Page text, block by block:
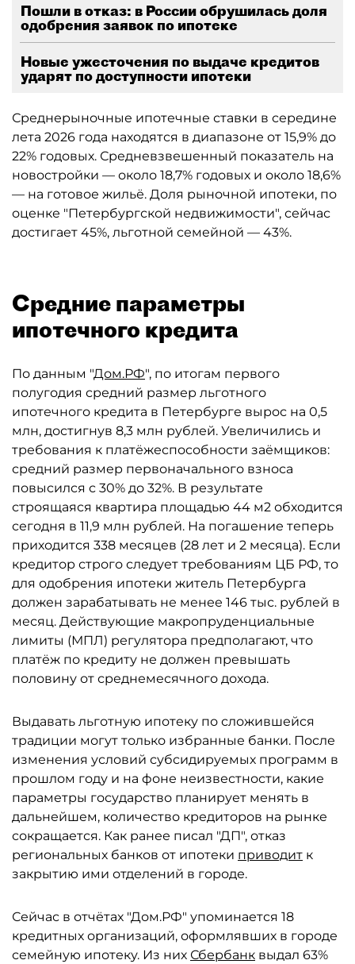
Пошли в отказ: в России обрушилась доля
одобрения заявок по ипотеке
Новые ужесточения по выдаче кредитов
ударят по доступности ипотеки
Среднерыночные ипотечные ставки в середине
лета 2026 года находятся в диапазоне от 15,9% до
22% годовых. Средневзвешенный показатель на
новостройки — около 18,7% годовых и около 18,6%
— на готовое жильё. Доля рыночной ипотеки, по
оценке "Петербургской недвижимости", сейчас
достигает 45%, льготной семейной — 43%.
Средние параметры
ипотечного кредита
По данным "Дом.РФ", по итогам первого
полугодия средний размер льготного
ипотечного кредита в Петербурге вырос на 0,5
млн, достигнув 8,3 млн рублей. Увеличились и
требования к платёжеспособности заёмщиков:
средний размер первоначального взноса
повысился с 30% до 32%. В результате
строящаяся квартира площадью 44 м2 обходится
сегодня в 11,9 млн рублей. На погашение теперь
приходится 338 месяцев (28 лет и 2 месяца). Если
кредитор строго следует требованиям ЦБ РФ, то
для одобрения ипотеки житель Петербурга
должен зарабатывать не менее 146 тыс. рублей в
месяц. Действующие макропруденциальные
лимиты (МПЛ) регулятора предполагают, что
платёж по кредиту не должен превышать
половину от среднемесячного дохода.
Выдавать льготную ипотеку по сложившейся
традиции могут только избранные банки. После
изменения условий субсидируемых программ в
прошлом году и на фоне неизвестности, какие
параметры государство планирует менять в
дальнейшем, количество кредиторов на рынке
сокращается. Как ранее писал "ДП", отказ
региональных банков от ипотеки приводит к
закрытию ими отделений в городе.
Сейчас в отчётах "Дом.РФ" упоминается 18
кредитных организаций, оформлявших в городе
семейную ипотеку. Из них Сбербанк выдал 63%